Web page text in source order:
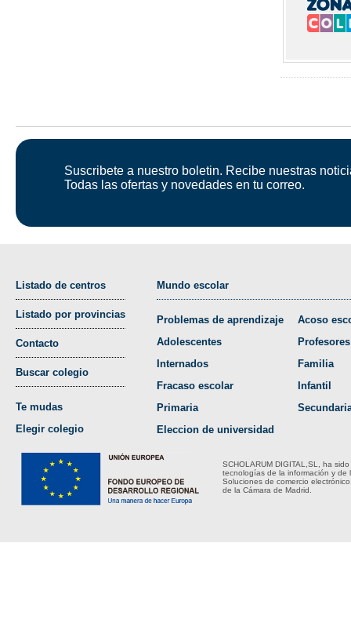
Suscribete a nuestro boletin. Recibe nuestras
Todas las ofertas y novedades en tu correo.
Listado de centros
Listado por provincias
Contacto
Buscar colegio
Te mudas
Elegir colegio
Mundo escolar
Problemas de aprendizaje
Adolescentes
Internados
Fracaso escolar
Primaria
Eleccion de universidad
Acoso
Profesores
Familia
Infantil
SCHOLARUM DIGITAL,SL, ha
tecnologías de la información y de
Soluciones de comercio
de la Cámara de Madrid.